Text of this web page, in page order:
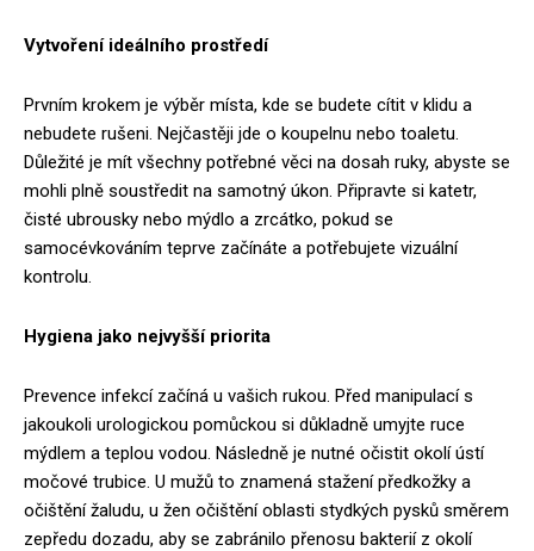
Vytvoření ideálního prostředí
Prvním krokem je výběr místa, kde se budete cítit v klidu a
nebudete rušeni. Nejčastěji jde o koupelnu nebo toaletu.
Důležité je mít všechny potřebné věci na dosah ruky, abyste se
mohli plně soustředit na samotný úkon. Připravte si katetr,
čisté ubrousky nebo mýdlo a zrcátko, pokud se
samocévkováním teprve začínáte a potřebujete vizuální
kontrolu.
Hygiena jako nejvyšší priorita
Prevence infekcí začíná u vašich rukou. Před manipulací s
jakoukoli urologickou pomůckou si důkladně umyjte ruce
mýdlem a teplou vodou. Následně je nutné očistit okolí ústí
močové trubice. U mužů to znamená stažení předkožky a
očištění žaludu, u žen očištění oblasti stydkých pysků směrem
zepředu dozadu, aby se zabránilo přenosu bakterií z okolí